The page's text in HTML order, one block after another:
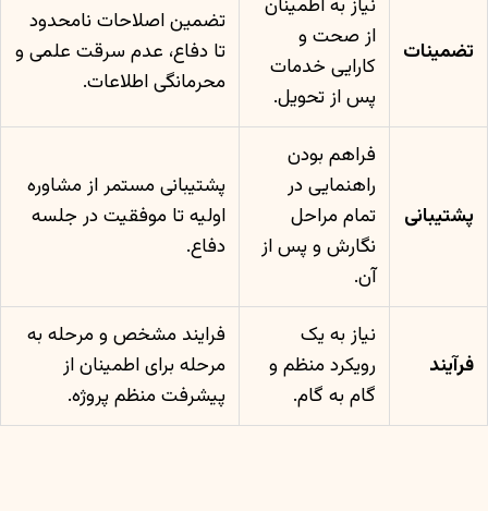
تضمینات
نیاز به اطمینان
از صحت و
کارایی خدمات
پس از تحویل.
تضمین اصلاحات نامحدود
تا دفاع، عدم سرقت علمی و
محرمانگی اطلاعات.
پشتیبانی
فراهم بودن
راهنمایی در
تمام مراحل
نگارش و پس از
آن.
پشتیبانی مستمر از مشاوره
اولیه تا موفقیت در جلسه
دفاع.
فرآیند
نیاز به یک
رویکرد منظم و
گام به گام.
فرایند مشخص و مرحله به
مرحله برای اطمینان از
پیشرفت منظم پروژه.